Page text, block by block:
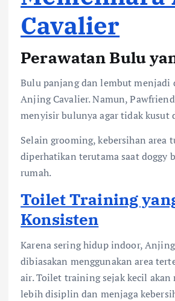
Cavalier
Perawatan Bulu
Bulu panjang dan lembut menjadi
Anjing Cavalier. Namun,
menyisir bulunya agar tidak kusut
Selain grooming, kebersihan area
diperhatikan terutama saat doggy
rumah.
Toilet Training
Konsisten
Karena sering hidup indoor,
dibiasakan menggunakan area
air. Toilet training sejak kecil akan
lebih disiplin dan menjaga